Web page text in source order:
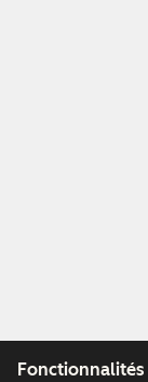
Fonctionnalités